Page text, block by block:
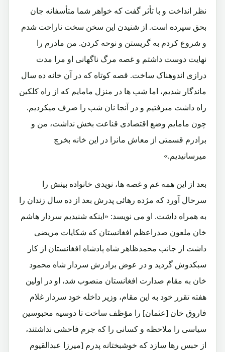
نظر انداخت و با تأثر گفت که خواهر شما متأسفانه جان
بحق سپرده است. از شنیدن این سخن سخت ناراحت شدم
و شروع کردم به گریستن و نوحه کردن. من مادرم را
نهایت دوست داشتم و غصه مرگ ناگهانی او مرا مدت
درازی اندوهناک ساخت. قصه کوتاه که در آن خانه ده سال
ماندگار شدیم، اما شب ها در منزل مامایم که از راه کلکین
راه داشت میرفتیم و در آنجا نان شب را صرف میکردیم.
چون مامایم وضع اقتصادی قناعت بخش نداشت، من و
برادرم قسمتی از معاش مانرا در این خانه بخرچ
میرسانیدیم.»
بعد از این همه غم و غصه ها، نویدی خانواده بینش را
سرحال آورد که مژده رهائی پدرش بعد از ده سال زندان را
به همراه داشت. او می نویسد: «اینکه شنیدیم سردار هاشم
خان ملعون صدراعظم افغانستان که شکایات مریضی
داشت از جانب محمدظاهر شاه پادشاه افغانستان از کار
سبکدوش گردید و در عوض برادرش سردار شاه محمود
خان به مقام صدارت افغانستان منصوب شد، او در اولین
هفته تقرر خود به این مقام، وزیر داخله خود سردار غلام
فاروق خان [عثمان] را مؤظف ساخت تا دوسیه محبوسین
سیاسی را ملاحظه و کسانی را که جرم فاحشی نداشتند،
از حبس رها سازد که خوشبختانه پدرم [میرزا عبدالقیوم